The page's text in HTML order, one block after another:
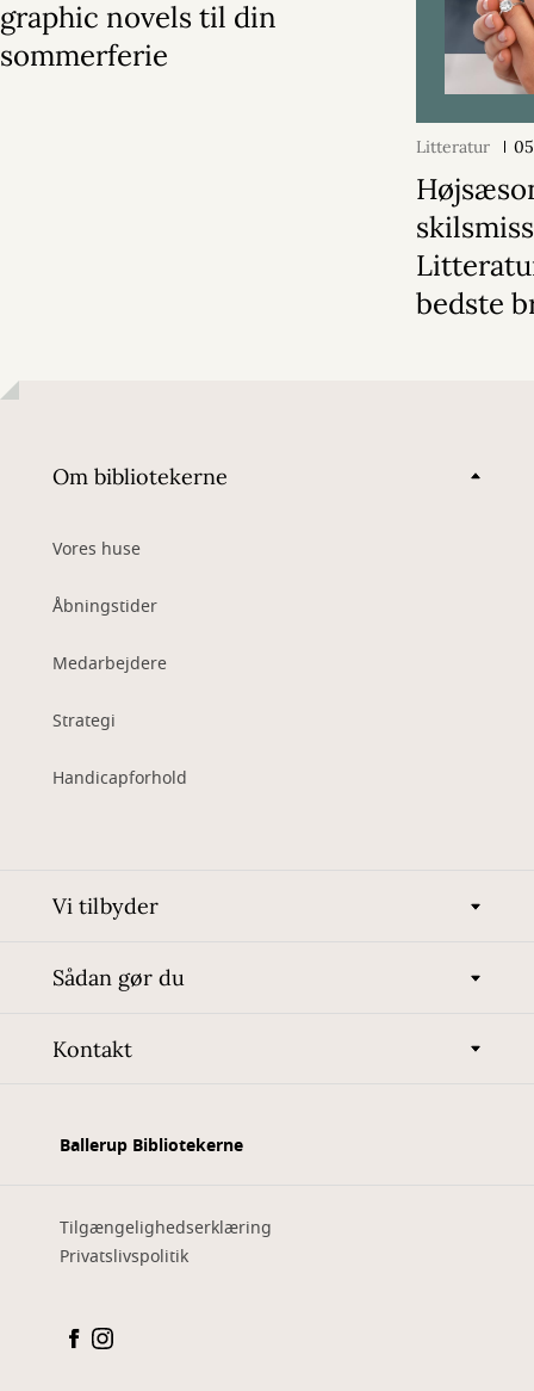
graphic novels til din
sommerferie
Litteratur
bedste
Om bibliotekerne
Vores huse
Åbningstider
Medarbejdere
Strategi
Handicapforhold
Vi tilbyder
Sådan gør du
Kontakt
Ballerup Bibliotekerne
Tilgængelighedserklæring
Privatslivspolitik